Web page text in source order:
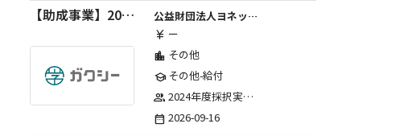
【助成事業】2027年度（通年）国際交流普及事業に関する助成金
公益財団法人ヨネックススポーツ振興財団
currency_yen ー
location_city その他
schoolその他-給付
group 2024年度採択実績：21事業（前期11・後期10）、2025年度採択実績：30事業（前期15・後期15）、2026年度採択実績：40事業 ※2026年度より、前期・後期の区分を廃止し、年1回の申請受付となりました。
date_range 2026-09-16